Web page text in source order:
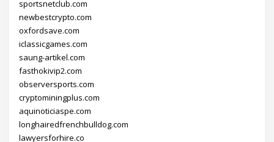
sportsnetclub.com
newbestcrypto.com
oxfordsave.com
iclassicgames.com
saung-artikel.com
fasthokivip2.com
observersports.com
cryptominingplus.com
aquinoticiaspe.com
longhairedfrenchbulldog.com
lawyersforhire.co